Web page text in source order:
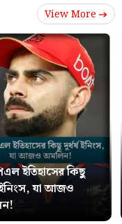
View More
ইতিহাসের কিছু
ইনিংস, যা আজও